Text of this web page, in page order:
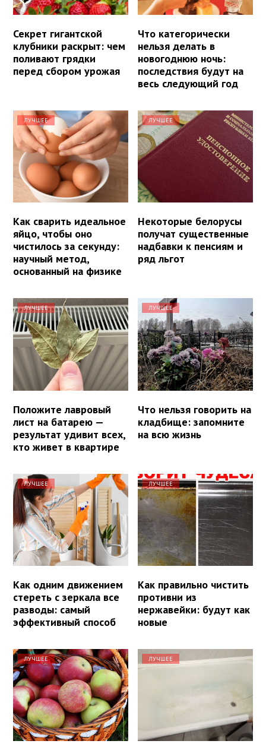
Секрет гигантской
клубники раскрыт: чем
поливают грядки
перед сбором урожая
Что категорически
нельзя делать в
новогоднюю ночь:
последствия будут на
весь следующий год
ЛУЧШЕЕ
Как сварить идеальное
яйцо, чтобы оно
чистилось за секунду:
научный метод,
основанный на физике
ЛУЧШЕЕ
Некоторые белорусы
получат существенные
надбавки к пенсиям и
ряд льгот
ЛУЧШЕЕ
Положите лавровый
лист на батарею —
результат удивит всех,
кто живет в квартире
ЛУЧШЕЕ
Что нельзя говорить на
кладбище: запомните
на всю жизнь
ЛУЧШЕЕ
Как одним движением
стереть с зеркала все
разводы: самый
эффективный способ
ЛУЧШЕЕ
Как правильно чистить
противни из
нержавейки: будут как
новые
ЛУЧШЕЕ ЛУЧШЕЕ